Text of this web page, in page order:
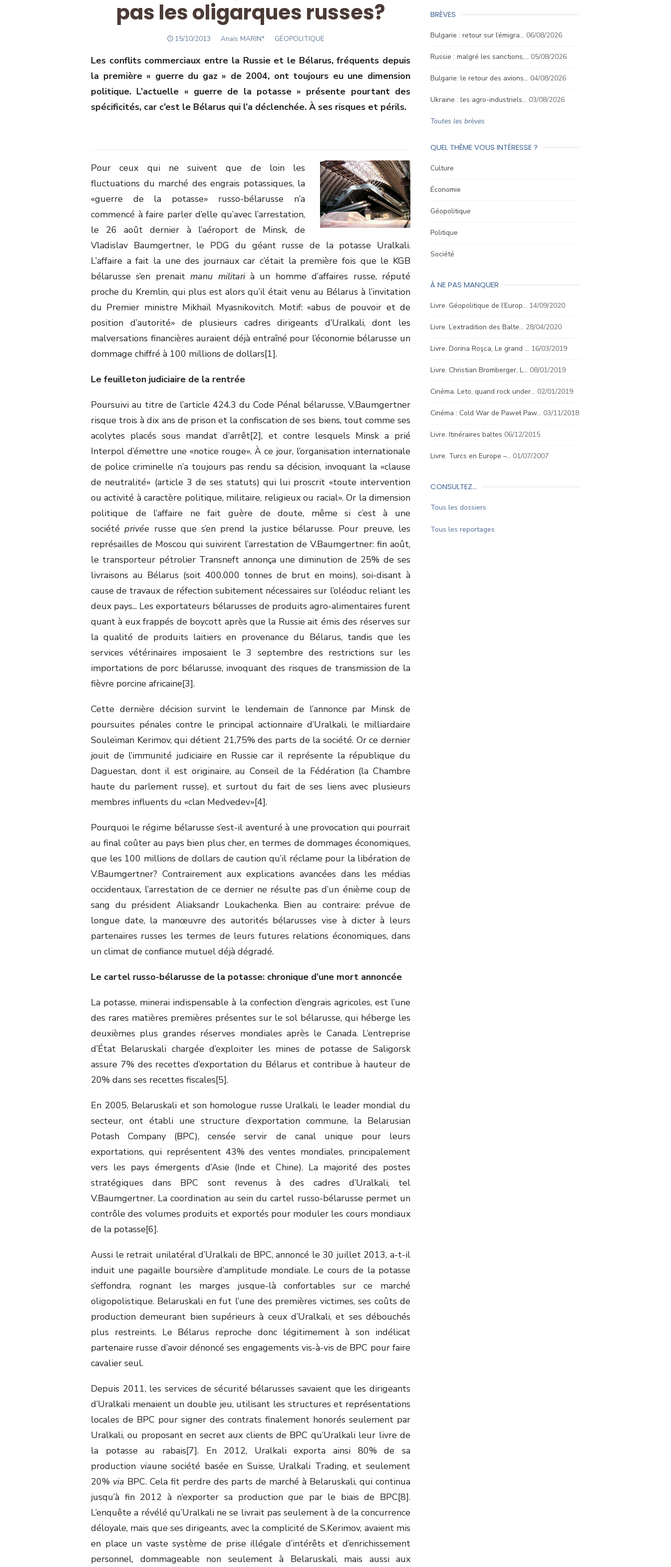
pas les oligarques russes?
POSTED
15/10/2013 Author
Anaïs MARIN* GÉOPOLITIQUE
Les conflits commerciaux entre la Russie et le Bélarus, fréquents depuis
la première « guerre du gaz » de 2004, ont toujours eu une dimension
politique. L’actuelle « guerre de la potasse » présente pourtant des
spécificités, car c’est le Bélarus qui l’a déclenchée. À ses risques et périls.
Pour ceux qui ne suivent que de loin les
fluctuations du marché des engrais potassiques, la
«guerre de la potasse» russo-bélarusse n’a
commencé à faire parler d’elle qu’avec l’arrestation,
le 26 août dernier à l’aéroport de Minsk, de
Vladislav Baumgertner, le PDG du géant russe de la potasse Uralkali.
L’affaire a fait la une des journaux car c’était la première fois que le KGB
bélarusse s’en prenaitmanu militarià un homme d’affaires russe, réputé
proche du Kremlin, qui plus est alors qu’il était venu au Bélarus à l’invitation
du Premier ministre Mikhaïl Myasnikovitch. Motif: «abus de pouvoir et de
position d’autorité» de plusieurs cadres dirigeants d’Uralkali, dont les
malversations financières auraient déjà entraîné pour l’économie bélarusse un
dommage chiffré à 100 millions de dollars[1].
Le feuilleton judiciaire de la rentrée
Poursuivi au titre de l’article 424.3 du Code Pénal bélarusse, V.Baumgertner
risque trois à dix ans de prison et la confiscation de ses biens, tout comme ses
acolytes placés sous mandat d’arrêt[2], et contre lesquels Minsk a prié
Interpol d’émettre une «notice rouge». À ce jour, l’organisation internationale
de police criminelle n’a toujours pas rendu sa décision, invoquant la «clause
de neutralité» (article 3 de ses statuts) qui lui proscrit «toute intervention
ou activité à caractère politique, militaire, religieux ou racial». Or la dimension
politique de l’affaire ne fait guère de doute, même si c’est à une
sociétéprivée russe que s’en prend la justice bélarusse. Pour preuve, les
représailles de Moscou qui suivirent l’arrestation de V.Baumgertner: fin août,
le transporteur pétrolier Transneft annonça une diminution de 25% de ses
livraisons au Bélarus (soit 400.000 tonnes de brut en moins), soi-disant à
cause de travaux de réfection subitement nécessaires sur l’oléoduc reliant les
deux pays... Les exportateurs bélarusses de produits agro-alimentaires furent
quant à eux frappés de boycott après que la Russie ait émis des réserves sur
la qualité de produits laitiers en provenance du Bélarus, tandis que les
services vétérinaires imposaient le 3 septembre des restrictions sur les
importations de porc bélarusse, invoquant des risques de transmission de la
fièvre porcine africaine[3].
Cette dernière décision survint le lendemain de l’annonce par Minsk de
poursuites pénales contre le principal actionnaire d’Uralkali, le milliardaire
Souleïman Kerimov, qui détient 21,75% des parts de la société. Or ce dernier
jouit de l’immunité judiciaire en Russie car il représente la république du
Daguestan, dont il est originaire, au Conseil de la Fédération (la Chambre
haute du parlement russe), et surtout du fait de ses liens avec plusieurs
membres influents du «clan Medvedev»[4].
Pourquoi le régime bélarusse s’est-il aventuré à une provocation qui pourrait
au final coûter au pays bien plus cher, en termes de dommages économiques,
que les 100 millions de dollars de caution qu’il réclame pour la libération de
V.Baumgertner? Contrairement aux explications avancées dans les médias
occidentaux, l’arrestation de ce dernier ne résulte pas d’un énième coup de
sang du président Aliaksandr Loukachenka. Bien au contraire: prévue de
longue date, la manœuvre des autorités bélarusses vise à dicter à leurs
partenaires russes les termes de leurs futures relations économiques, dans
un climat de confiance mutuel déjà dégradé.
Le cartel russo-bélarusse de la potasse: chronique d’une mort annoncée
La potasse, minerai indispensable à la confection d’engrais agricoles, est l’une
des rares matières premières présentes sur le sol bélarusse, qui héberge les
deuxièmes plus grandes réserves mondiales après le Canada. L’entreprise
d’État Belaruskali chargée d’exploiter les mines de potasse de Saligorsk
assure 7% des recettes d’exportation du Bélarus et contribue à hauteur de
20% dans ses recettes fiscales[5].
En 2005, Belaruskali et son homologue russe Uralkali, le leader mondial du
secteur, ont établi une structure d’exportation commune, la Belarusian
Potash Company (BPC), censée servir de canal unique pour leurs
exportations, qui représentent 43% des ventes mondiales, principalement
vers les pays émergents d’Asie (Inde et Chine). La majorité des postes
stratégiques dans BPC sont revenus à des cadres d’Uralkali, tel
V.Baumgertner. La coordination au sein du cartel russo-bélarusse permet un
contrôle des volumes produits et exportés pour moduler les cours mondiaux
de la potasse[6].
Aussi le retrait unilatéral d’Uralkali de BPC, annoncé le 30 juillet 2013, a-t-il
induit une pagaille boursière d’amplitude mondiale. Le cours de la potasse
s’effondra, rognant les marges jusque-là confortables sur ce marché
oligopolistique. Belaruskali en fut l’une des premières victimes, ses coûts de
production demeurant bien supérieurs à ceux d’Uralkali, et ses débouchés
plus restreints. Le Bélarus reproche donc légitimement à son indélicat
partenaire russe d’avoir dénoncé ses engagements vis-à-vis de BPC pour faire
cavalier seul.
Depuis 2011, les services de sécurité bélarusses savaient que les dirigeants
d’Uralkali menaient un double jeu, utilisant les structures et représentations
locales de BPC pour signer des contrats finalement honorés seulement par
Uralkali, ou proposant en secret aux clients de BPC qu’Uralkali leur livre de
la potasse au rabais[7]. En 2012, Uralkali exporta ainsi 80% de sa
production viaune société basée en Suisse, Uralkali Trading, et seulement
20% via BPC. Cela fit perdre des parts de marché à Belaruskali, qui continua
jusqu’à fin 2012 à n’exporter sa productionque par le biais de BPC[8].
L’enquête a révélé qu’Uralkali ne se livrait pas seulement à de la concurrence
déloyale, mais que ses dirigeants, avec la complicité de S.Kerimov, avaient mis
en place un vaste système de prise illégale d’intérêts et d’enrichissement
personnel, dommageable non seulement à Belaruskali, mais aussi aux
BRÈVES
Bulgarie : retour sur l’émigra… 06/08/2026
Russie : malgré les sanctions,… 05/08/2026
Bulgarie: le retour des avions… 04/08/2026
Ukraine : les agro-industriels… 03/08/2026
Toutes les brèves
QUEL THÈME VOUS INTÉRESSE ?
Culture
Économie
Géopolitique
Politique
Société
À NE PAS MANQUER
Livre. Géopolitique de l’Europ… 14/09/2020
Livre. L’extradition des Balte… 28/04/2020
Livre. Dorina Roşca, Le grand … 16/03/2019
Livre. Christian Bromberger, L… 08/01/2019
Cinéma. Leto, quand rock under… 02/01/2019
Cinéma : Cold War de Paweł Paw… 03/11/2018
Livre. Itinéraires baltes 06/12/2015
Livre. Turcs en Europe –… 01/07/2007
CONSULTEZ…
Tous les dossiers
Tous les reportages